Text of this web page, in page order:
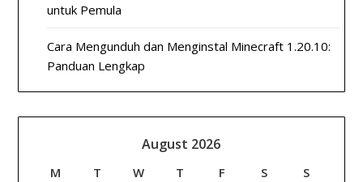
untuk Pemula
Cara Mengunduh dan Menginstal Minecraft 1.20.10:
Panduan Lengkap
August 2026
M T W T F S
S